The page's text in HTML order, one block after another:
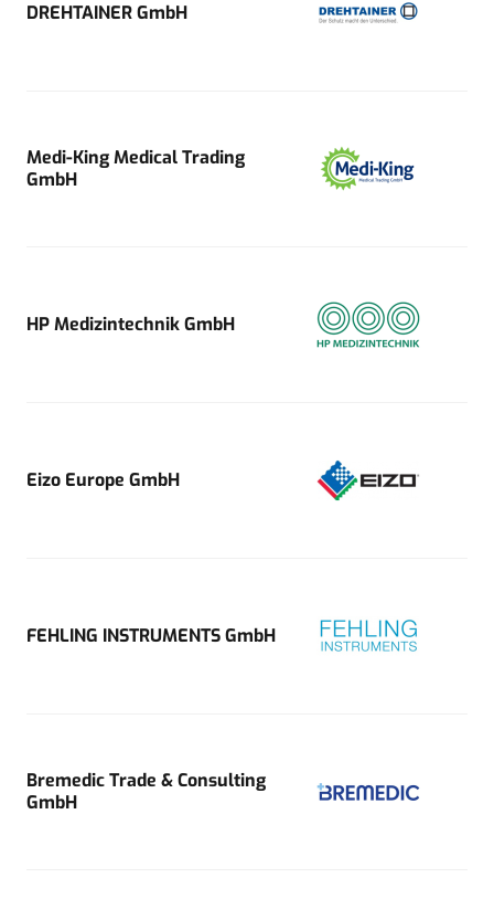
DREHTAINER GmbH
Medi-King Medical Trading
GmbH
HP Medizintechnik GmbH
Eizo Europe GmbH
FEHLING INSTRUMENTS GmbH
Bremedic Trade & Consulting
GmbH